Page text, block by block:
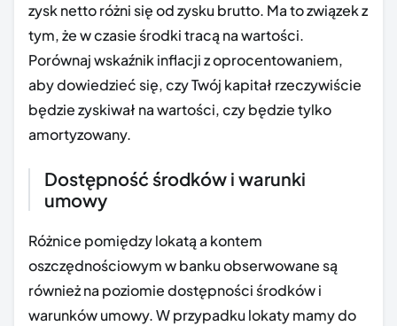
zysk netto różni się od zysku brutto. Ma to związek z
tym, że w czasie środki tracą na wartości.
Porównaj wskaźnik inflacji z oprocentowaniem,
aby dowiedzieć się, czy Twój kapitał rzeczywiście
będzie zyskiwał na wartości, czy będzie tylko
amortyzowany.
Dostępność środków i warunki
umowy
Różnice pomiędzy lokatą a kontem
oszczędnościowym w banku obserwowane są
również na poziomie dostępności środków i
warunków umowy. W przypadku lokaty mamy do